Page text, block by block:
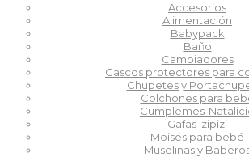
Accesorios
Alimentación
Babypack
Baño
Cambiadores
Cascos protectores para
Chupetes y
Colchones para
Cumplemes-
Gafas Izipizi
Moisés para bebé
Muselinas y